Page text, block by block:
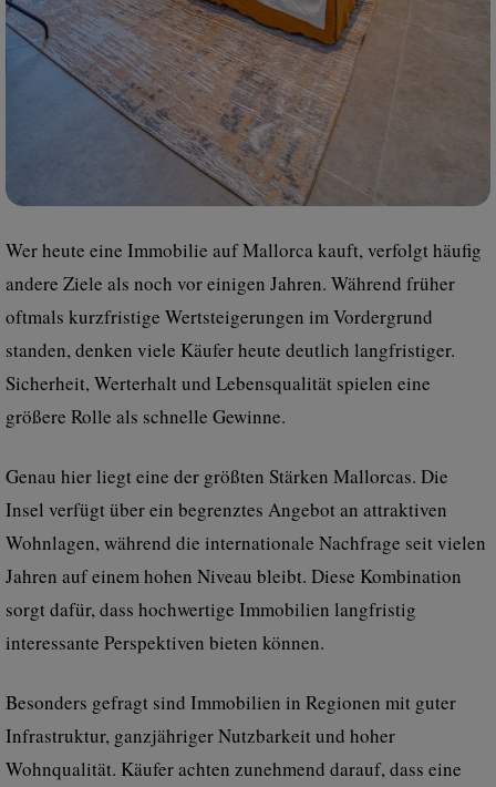
Wer heute eine Immobilie auf Mallorca kauft, verfolgt häufig
andere Ziele als noch vor einigen Jahren. Während früher
oftmals kurzfristige Wertsteigerungen im Vordergrund
standen, denken viele Käufer heute deutlich langfristiger.
Sicherheit, Werterhalt und Lebensqualität spielen eine
größere Rolle als schnelle Gewinne.
Genau hier liegt eine der größten Stärken Mallorcas. Die
Insel verfügt über ein begrenztes Angebot an attraktiven
Wohnlagen, während die internationale Nachfrage seit vielen
Jahren auf einem hohen Niveau bleibt. Diese Kombination
sorgt dafür, dass hochwertige Immobilien langfristig
interessante Perspektiven bieten können.
Besonders gefragt sind Immobilien in Regionen mit guter
Infrastruktur, ganzjähriger Nutzbarkeit und hoher
Wohnqualität. Käufer achten zunehmend darauf, dass eine